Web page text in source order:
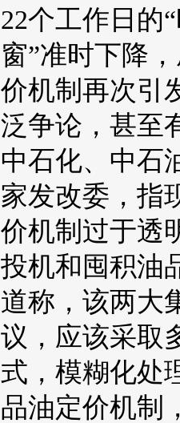
22个工作日的
窗”准时下降
价机制再次引
泛争论，甚至
中石化、中石
家发改委，指
价机制过于透
投机和囤积油
道称，该两大
议，应该采取
式，模糊化处
品油定价机制